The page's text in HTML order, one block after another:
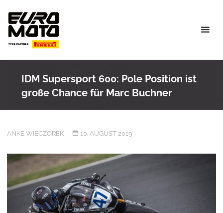
content
IDM Supersport 600: Pole Position ist
große Chance für Marc Buchner
ANKE WIECZOREK 10. AUGUST 2019